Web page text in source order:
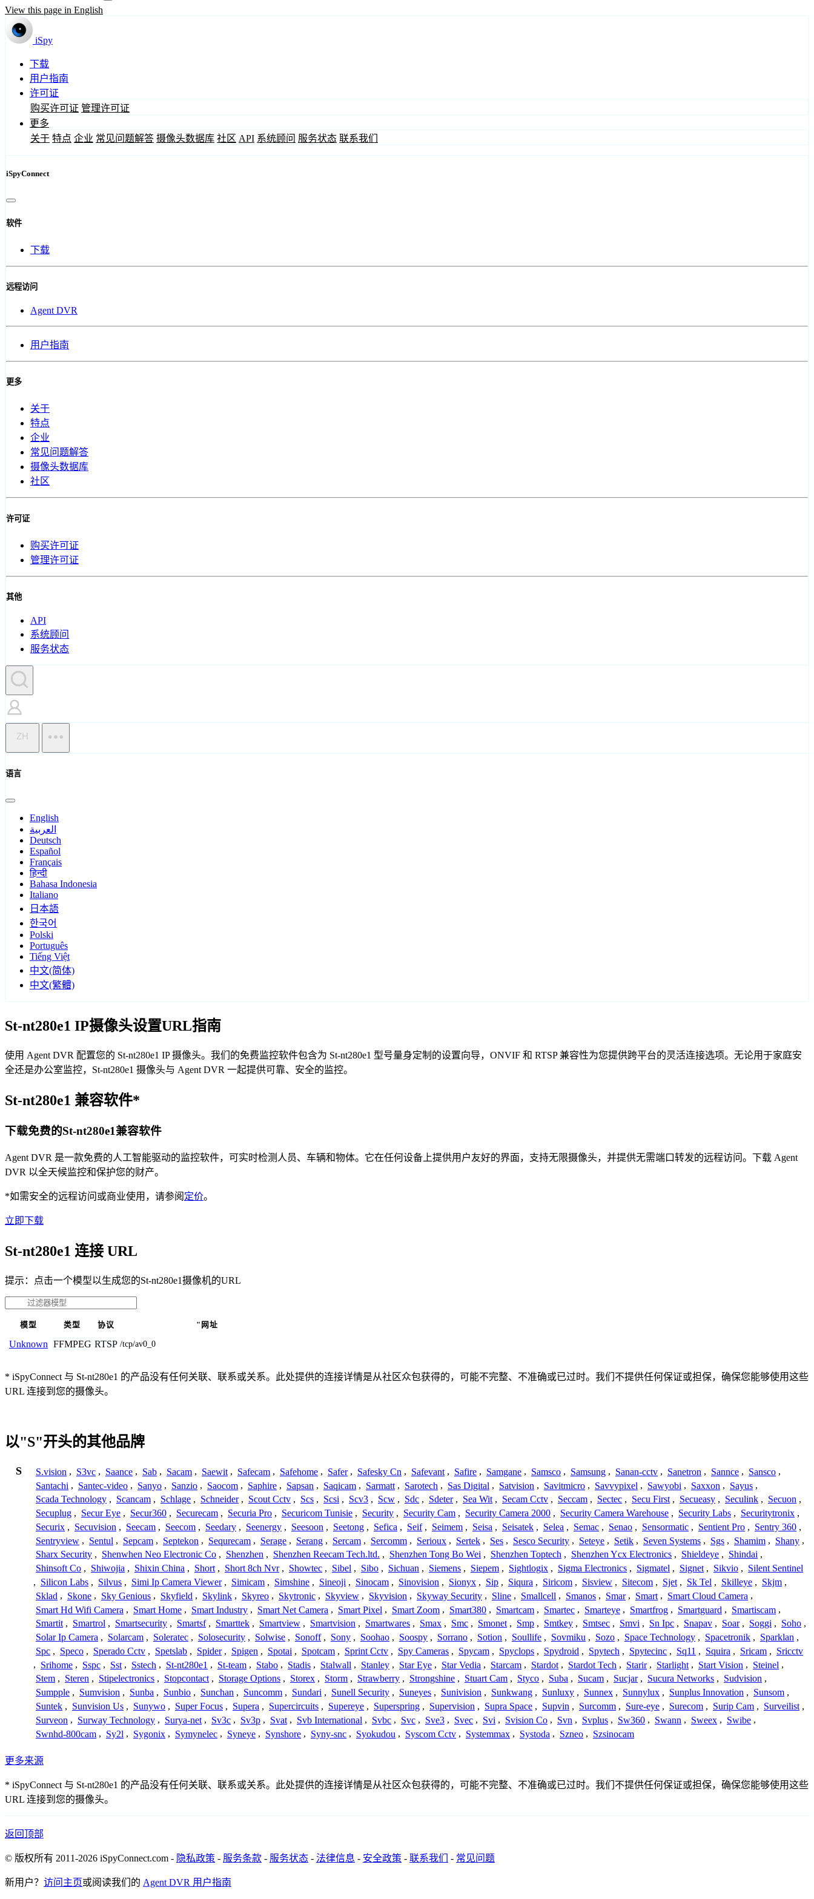
View this page in English
iSpy
下载
用户指南
许可证
购买许可证 管理许可证
更多
关于 特点 企业 常见问题解答 摄像头数据库 社区 API 系统顾问 服务状态 联系我们
iSpyConnect
软件
下载
远程访问
Agent DVR
用户指南
更多
关于
特点
企业
常见问题解答
摄像头数据库
社区
许可证
购买许可证
管理许可证
其他
API
系统顾问
服务状态
ZH
语言
English
العربية
Deutsch
Español
Français
हिन्दी
Bahasa Indonesia
Italiano
日本語
한국어
Polski
Português
Tiếng Việt
中文(简体)
中文(繁體)
St-nt280e1 IP摄像头设置URL指南
使用 Agent DVR 配置您的 St-nt280e1 IP 摄像头。我们的免费监控软件包含为 St-nt280e1 型号量身定制的设置向导，ONVIF 和 RTSP 兼容性为您提供跨平台的灵活连接选项。无论用于家庭安
全还是办公室监控，St-nt280e1 摄像头与 Agent DVR 一起提供可靠、安全的监控。
St-nt280e1 兼容软件*
下载免费的St-nt280e1兼容软件
Agent DVR 是一款免费的人工智能驱动的监控软件，可实时检测人员、车辆和物体。它在任何设备上提供用户友好的界面，支持无限摄像头，并提供无需端口转发的远程访问。下载 Agent
DVR 以全天候监控和保护您的财产。
*如需安全的远程访问或商业使用，请参阅 定价。
立即下载
St-nt280e1 连接 URL
提示：点击一个模型以生成您的St-nt280e1摄像机的URL
模型 类型 协议 "网址
Unknown FFMPEG RTSP /tcp/av0_0
* iSpyConnect 与 St-nt280e1 的产品没有任何关联、联系或关系。此处提供的连接详情是从社区众包获得的，可能不完整、不准确或已过时。我们不提供任何保证或担保，确保您能够使用这些
URL 连接到您的摄像头。
以"S"开头的其他品牌
S S.vision , S3vc , Saance , Sab , Sacam , Saewit , Safecam , Safehome , Safer , Safesky Cn , Safevant , Safire , Samgane , Samsco , Samsung , Sanan-cctv , Sanetron , Sannce , Sansco ,
Santachi , Santec-video , Sanyo , Sanzio , Saocom , Saphire , Sapsan , Saqicam , Sarmatt , Sarotech , Sas Digital , Satvision , Savitmicro , Savvypixel , Sawyobi , Saxxon , Sayus ,
Scada Technology , Scancam , Schlage , Schneider , Scout Cctv , Scs , Scsi , Scv3 , Scw , Sdc , Sdeter , Sea Wit , Secam Cctv , Seccam , Sectec , Secu First , Secueasy , Seculink , Secuon ,
Secuplug , Secur Eye , Secur360 , Securecam , Securia Pro , Securicom Tunisie , Security , Security Cam , Security Camera 2000 , Security Camera Warehouse , Security Labs , Securitytronix ,
Securix , Secuvision , Seecam , Seecom , Seedary , Seenergy , Seesoon , Seetong , Sefica , Seif , Seimem , Seisa , Seisatek , Selea , Semac , Senao , Sensormatic , Sentient Pro , Sentry 360 ,
Sentryview , Sentul , Sepcam , Septekon , Sequrecam , Serage , Serang , Sercam , Sercomm , Serioux , Sertek , Ses , Sesco Security , Seteye , Setik , Seven Systems , Sgs , Shamim , Shany ,
Sharx Security , Shenwhen Neo Electronic Co , Shenzhen , Shenzhen Reecam Tech.ltd. , Shenzhen Tong Bo Wei , Shenzhen Toptech , Shenzhen Ycx Electronics , Shieldeye , Shindai ,
Shinsoft Co , Shiwojia , Shixin China , Short , Short 8ch Nvr , Showtec , Sibel , Sibo , Sichuan , Siemens , Siepem , Sightlogix , Sigma Electronics , Sigmatel , Signet , Sikvio , Silent Sentinel
, Silicon Labs , Silvus , Simi Ip Camera Viewer , Simicam , Simshine , Sineoji , Sinocam , Sinovision , Sionyx , Sip , Siqura , Siricom , Sisview , Sitecom , Sjet , Sk Tel , Skilleye , Skjm ,
Sklad , Skone , Sky Genious , Skyfield , Skylink , Skyreo , Skytronic , Skyview , Skyvision , Skyway Security , Sline , Smallcell , Smanos , Smar , Smart , Smart Cloud Camera ,
Smart Hd Wifi Camera , Smart Home , Smart Industry , Smart Net Camera , Smart Pixel , Smart Zoom , Smart380 , Smartcam , Smartec , Smarteye , Smartfrog , Smartguard , Smartiscam ,
Smartit , Smartrol , Smartsecurity , Smartsf , Smarttek , Smartview , Smartvision , Smartwares , Smax , Smc , Smonet , Smp , Smtkey , Smtsec , Smvi , Sn Ipc , Snapav , Soar , Soggi , Soho ,
Solar Ip Camera , Solarcam , Soleratec , Solosecurity , Solwise , Sonoff , Sony , Soohao , Soospy , Sorrano , Sotion , Soullife , Sovmiku , Sozo , Space Technology , Spacetronik , Sparklan ,
Spc , Speco , Sperado Cctv , Spetslab , Spider , Spigen , Spotai , Spotcam , Sprint Cctv , Spy Cameras , Spycam , Spyclops , Spydroid , Spytech , Spytecinc , Sq11 , Squira , Sricam , Sricctv
, Srihome , Sspc , Sst , Sstech , St-nt280e1 , St-team , Stabo , Stadis , Stalwall , Stanley , Star Eye , Star Vedia , Starcam , Stardot , Stardot Tech , Starir , Starlight , Start Vision , Steinel ,
Stem , Steren , Stipelectronics , Stopcontact , Storage Options , Storex , Storm , Strawberry , Strongshine , Stuart Cam , Styco , Suba , Sucam , Sucjar , Sucura Networks , Sudvision ,
Sumpple , Sumvision , Sunba , Sunbio , Sunchan , Suncomm , Sundari , Sunell Security , Suneyes , Sunivision , Sunkwang , Sunluxy , Sunnex , Sunnylux , Sunplus Innovation , Sunsom ,
Suntek , Sunvision Us , Sunywo , Super Focus , Supera , Supercircuits , Supereye , Superspring , Supervision , Supra Space , Supvin , Surcomm , Sure-eye , Surecom , Surip Cam , Surveilist ,
Surveon , Surway Technology , Surya-net , Sv3c , Sv3p , Svat , Svb International , Svbc , Svc , Sve3 , Svec , Svi , Svision Co , Svn , Svplus , Sw360 , Swann , Sweex , Swibe ,
Swnhd-800cam , Sy2l , Sygonix , Symynelec , Syneye , Synshore , Syny-snc , Syokudou , Syscom Cctv , Systemmax , Systoda , Szneo , Szsinocam
更多来源
* iSpyConnect 与 St-nt280e1 的产品没有任何关联、联系或关系。此处提供的连接详情是从社区众包获得的，可能不完整、不准确或已过时。我们不提供任何保证或担保，确保您能够使用这些
URL 连接到您的摄像头。
返回顶部
© 版权所有 2011-2026 iSpyConnect.com - 隐私政策 - 服务条款 - 服务状态 - 法律信息 - 安全政策 - 联系我们 - 常见问题
新用户？ 访问主页或阅读我们的 Agent DVR 用户指南